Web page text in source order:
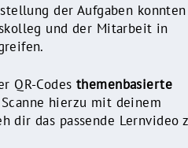
der Aufgaben
und der Mitarbeit in
QR-Codes themenbasierte
hierzu mit deinem
dir das passende Lernvideo